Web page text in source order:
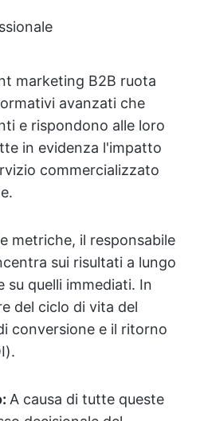
marketing B2B ruota
avanzati che
e rispondono alle loro
in evidenza l'impatto
commercializzato
metriche, il responsabile
sui risultati a lungo
quelli immediati. In
del ciclo di vita del
conversione e il ritorno
A causa di tutte queste